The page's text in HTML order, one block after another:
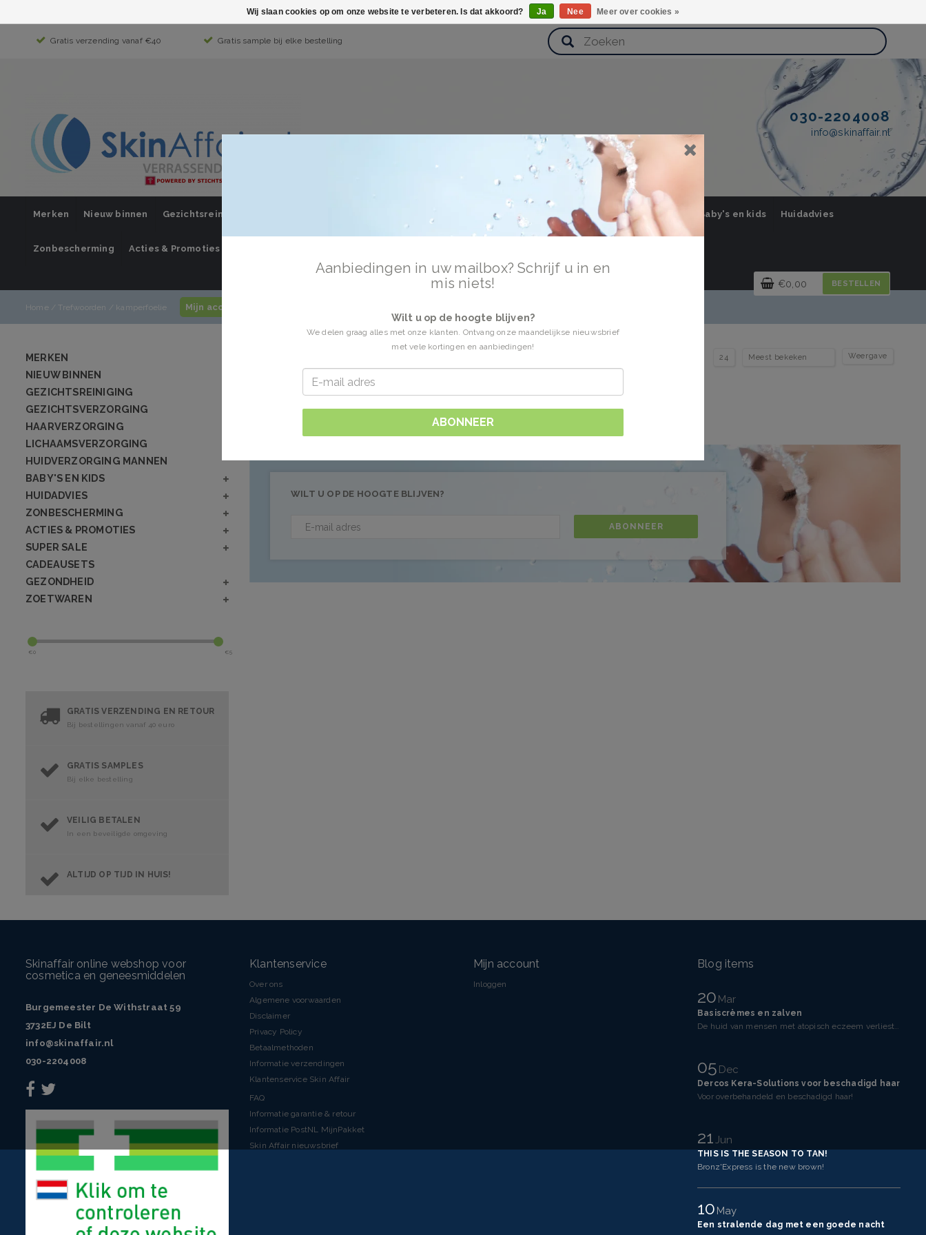
Gratis verzending vanaf €40 Gratis sample bij elke bestelling
030-2204008
info@skinaffair.nl
Merken Nieuw binnen Gezichtsreiniging Lichaamsverzorging Huidverzorging Mannen Baby's en kids Huidadvies
Zonbescherming Acties & Promoties
€0,00 BESTELLEN
Home/ Trefwoorden / kamperfoelie Mijn account / inloggen
MERKEN
NIEUW BINNEN
GEZICHTSREINIGING
GEZICHTSVERZORGING
HAARVERZORGING
LICHAAMSVERZORGING
HUIDVERZORGING MANNEN
BABY'S EN KIDS
HUIDADVIES
ZONBESCHERMING
ACTIES & PROMOTIES
SUPER SALE
CADEAUSETS
GEZONDHEID
ZOETWAREN
€0 €5
GRATIS VERZENDING EN RETOUR
Bij bestellingen vanaf 40 euro
GRATIS SAMPLES
Bij elke bestelling
VEILIG BETALEN
In een beveiligde omgeving
ALTIJD OP TIJD IN HUIS!
Producten getagd met kamperfoelie Weergave
Geen producten gevonden!...
WILT U OP DE HOOGTE BLIJVEN?
ABONNEER
Skinaffair online webshop voor
cosmetica en geneesmiddelen
Burgemeester De Withstraat 59
3732EJ De Bilt
info@skinaffair.nl
030-2204008
Klantenservice
Over ons
Algemene voorwaarden
Disclaimer
Privacy Policy
Betaalmethoden
Informatie verzendingen
Klantenservice Skin Affair
FAQ
Informatie garantie & retour
Informatie PostNL MijnPakket
Skin Affair nieuwsbrief
Mijn account
Inloggen
Blog items
20Mar
Basiscrèmes en zalven
De huid van mensen met atopisch eczeem verliest makkelijker vocht dan een gezonde huid. Dit komt doo
05Dec
Dercos Kera-Solutions voor beschadigd haar
Voor overbehandeld en beschadigd haar!
21Jun
THIS IS THE SEASON TO TAN!
Bronz'Express is the new brown!
10May
Een stralende dag met een goede nacht
Aanbiedingen in uw mailbox? Schrijf u in en
mis niets!
Wilt u op de hoogte blijven?
We delen graag alles met onze klanten. Ontvang onze maandelijkse nieuwsbrief
met vele kortingen en aanbiedingen!
ABONNEER
Wij slaan cookies op om onze website te verbeteren. Is dat akkoord? Ja Nee Meer over cookies »